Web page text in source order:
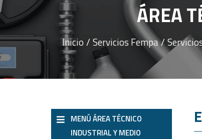
ÁREA
Estás aquí:
Inicio Servicios Fempa
MENÚ ÁREA TÉCNICO
INDUSTRIAL Y MEDIO